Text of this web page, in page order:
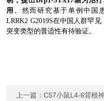
用 。 然而研究基于单例中国
LRRK2 G2019S在中国人群罕见
突变类型的普适性有待验证。
上一篇：C57小鼠L4-6背根